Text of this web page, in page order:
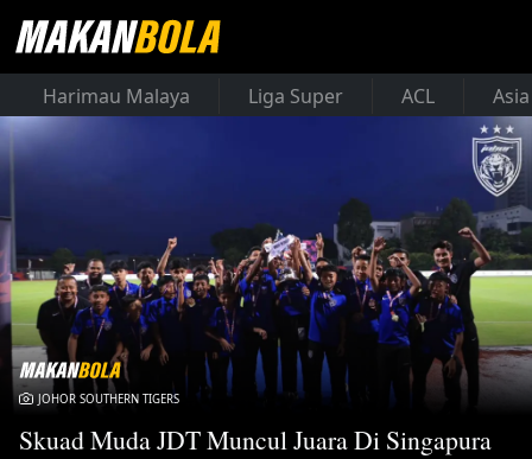
Harimau Malaya Liga Super ACL
JOHOR SOUTHERN TIGERS
Skuad Muda JDT Muncul Juara Di Singapura